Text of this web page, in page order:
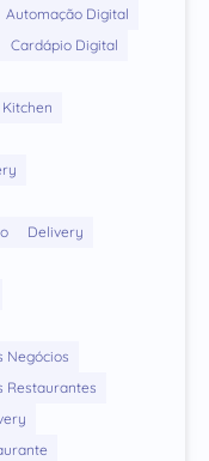
Automação Digital
Cardápio Digital
Delivery
Negócios
Restaurantes